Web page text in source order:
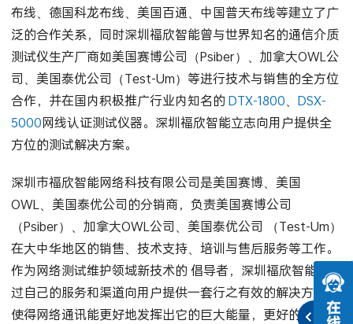
布线、德国科龙布线、美国百通、中国普天布线等建立了广
泛的合作关系，同时深圳福欣智能曾与世界知名的通信介质
测试仪生产厂商如美国赛博公司（Psiber）、加拿大OWL公
司、美国泰优公司（Test-Um）等进行技术与销售的全方位
合作，并在国内积极推广行业内知名的 DTX-1800、 DSX-
5000网线认证测试仪器。深圳福欣智能立志向用户提供全
方位的测试解决方案。
深圳市福欣智能网络科技有限公司是美国赛博、美国
OWL、美国泰优公司的分销商，负责美国赛博公司
（Psiber）、加拿大OWL公司、美国泰优公司 （Test-Um）
在大中华地区的销售、技术支持、培训与售后服务等工作。
作为网络测试维护领域新技术的 倡导者，深圳福欣智能正通
过自己的服务和渠道向用户提供一套行之有效的解决方案，
使得网络通讯能更好地发挥出它的巨大能量，更好的为中国